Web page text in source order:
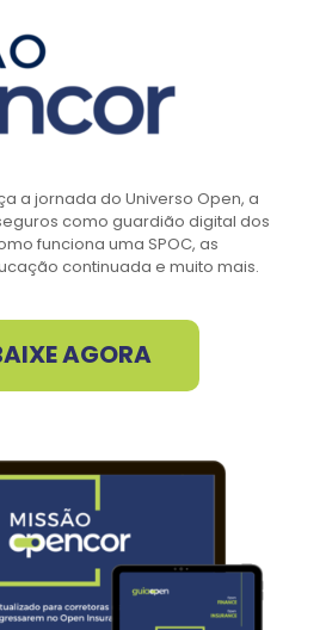
a jornada do Universo Open, a
como guardião digital dos
funciona uma SPOC, as
continuada e muito mais.
AGORA